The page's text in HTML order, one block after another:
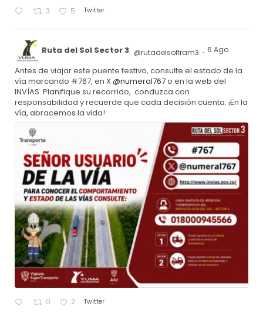
3 5 Twitter
Ruta del Sol Sector 3 @rutadelsoltram3 · 6 Ago
Antes de viajar este puente festivo, consulte el estado de la
vía marcando #767, en X@numeral767o en la web del
INVÍAS. Planifique su recorrido, conduzca con
responsabilidad y recuerde que cada decisión cuenta. ¡En la
vía, abracemos la vida!
0 2 Twitter